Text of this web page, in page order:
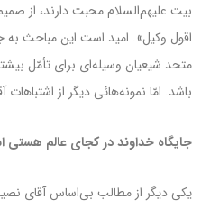
بیت علیهم‌السلام محبت دارند، از
اقول وکیل». امید است این مباحث
متحد شیعیان وسیله‌ای برای تأمّل
باشد. امّا نمونه‌هائی دیگر از
جایگاه خداوند در کجای عالم
یکی دیگر از مطالب بی‌اساس آقای